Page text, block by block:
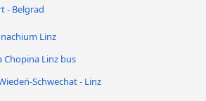
- Belgrad
Linz
Chopina Linz bus
Schwechat - Linz